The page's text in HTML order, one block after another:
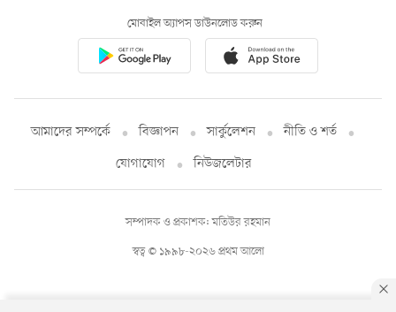
মোবাইল অ্যাপস ডাউনলোড করুন
আমাদের সম্পর্কে বিজ্ঞাপন সার্কুলেশন
নীতি ও শর্ত
যোগাযোগ
নিউজলেটার
স্বত্ব © ১৯৯৮-২০২৬ প্রথম আলো
সম্পাদক ও প্রকাশক: মতিউর রহমান